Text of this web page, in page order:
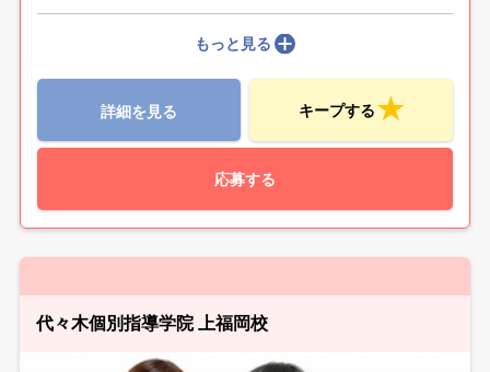
もっと見る
詳細を見る キープする
応募する
代々木個別指導学院 上福岡校